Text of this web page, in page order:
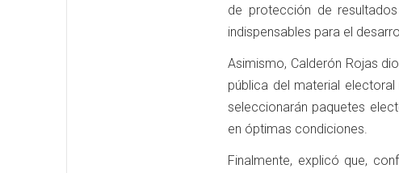
de protección de
indispensables para el
Asimismo, Calderón Rojas
pública del material
seleccionarán paquetes
en óptimas condiciones.
Finalmente, explicó que,